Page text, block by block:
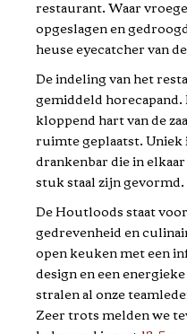
restaurant. Waar
opgeslagen en
heuse eyecatcher van
De indeling van het
gemiddeld
kloppend hart van de
ruimte geplaatst. Uniek
drankenbar die in
stuk staal zijn gevormd.
De Houtloods staat
gedrevenheid en
open keuken met een
design en een
stralen al onze
Zeer trots melden we